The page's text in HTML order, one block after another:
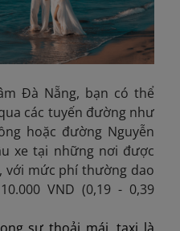
Đà Nẵng, bạn có thể
các tuyến đường như
hoặc đường Nguyễn
xe tại những nơi được
với mức phí thường dao
VND (0,19 - 0,39